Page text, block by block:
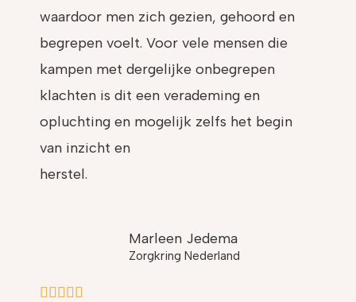
waardoor men zich gezien, gehoord en
begrepen voelt. Voor vele mensen die
kampen met dergelijke onbegrepen
klachten is dit een verademing en
opluchting en mogelijk zelfs het begin
van inzicht en
herstel.
Marleen Jedema
Zorgkring Nederland
    